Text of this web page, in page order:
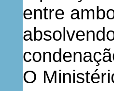
entre
O